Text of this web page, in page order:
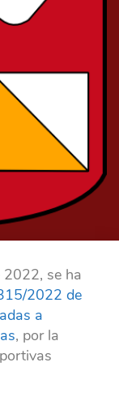
2022, se ha
2022 de
a
, por la